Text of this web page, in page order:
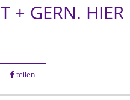
+ GERN. HIER
teilen